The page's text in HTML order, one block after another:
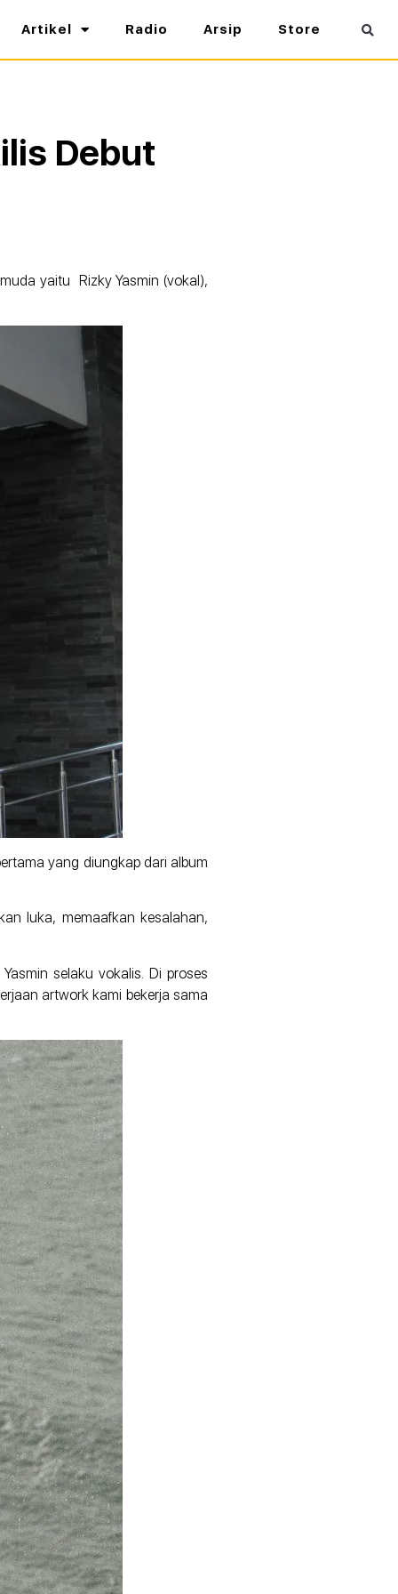
Artikel Radio Arsip Store
Debut
yaitu Rizky Yasmin (vokal),
yang diungkap dari album
luka, memaafkan kesalahan,
selaku vokalis. Di proses
artwork kami bekerja sama